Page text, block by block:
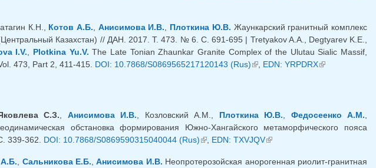
К.Н., Котов А.Б. Анисимова И.В. Плоткина Ю.В. Жаункарский гранитный комплекс
(Центральный Казахстан) // ДАН. 2017. Т. 473. № 6. С. 691-695 | Tretyakov A.A., Degtyarev K.E.,
I.V. Plotkina Yu.V. The Late Tonian Zhaunkar Granite Complex of the Ulutau Sialic Massif,
473, Part 2, 411-415. DOI: 10.7868/S0869565217120143 (Rus)(внешняя ссылка)
, EDN: YRPDRX(внешняя
С.З. Анисимова И.В. , Козловский А.М., Плоткина Ю.В. Федосеенко А.М.
обстановка формирования Южно-Хангайского метаморфического пояса
339-362. DOI: 10.7868/S0869590315040044 (Rus)(внешняя ссылка)
, EDN: TXVJQV(внешняя ссылка)
Сальникова Е.Б. ,Анисимова И.В. Неопротерозойская анорогенная риолит-гранитная